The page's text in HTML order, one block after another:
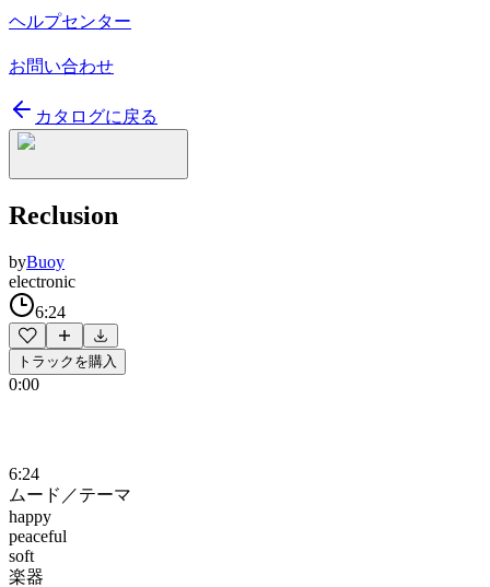
ヘルプセンター
お問い合わせ
カタログに戻る
Reclusion
byBuoy
electronic
6:24
トラックを購入
0:00
6:24
ムード／テーマ
happy
peaceful
soft
楽器